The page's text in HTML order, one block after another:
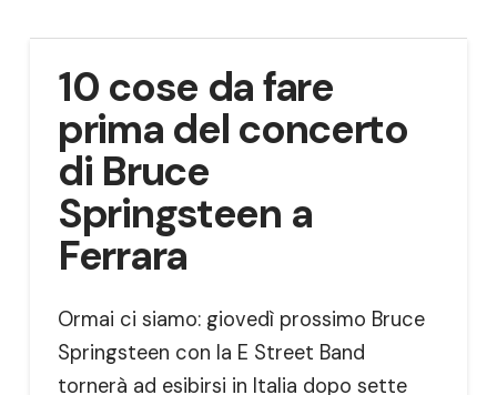
10 cose da fare
prima del concerto
di Bruce
Springsteen a
Ferrara
Ormai ci siamo: giovedì prossimo Bruce
Springsteen con la E Street Band
tornerà ad esibirsi in Italia dopo sette